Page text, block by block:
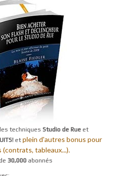
techniques Studio de Rue et
et plein d'autres bonus pour
tableaux...).
30,000 abonnés